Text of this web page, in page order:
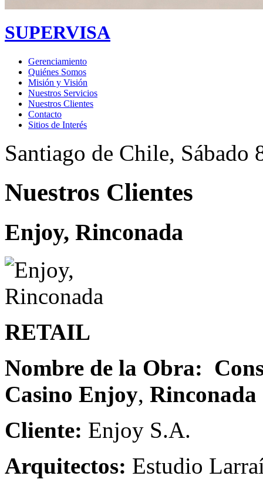
SUPERVISA
Gerenciamiento
Quiénes Somos
Misión y Visión
Nuestros Servicios
Nuestros Clientes
Contacto
Sitios de Interés
Santiago de Chile, Sábado
Nuestros Clientes
Enjoy, Rinconada
RETAIL
Nombre de la Obra:
Casino Enjoy, Rinconada
Cliente: Enjoy S.A.
Arquitectos: Estudio